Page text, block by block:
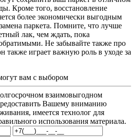
Кроме того, восстановление
более экономически выгодным
паркета. Помните, что лучше
лак, чем ждать, пока
Не забывайте также про
также играет важную роль в уходе за
вам с выбором
взаимовыгодном
Вашему вниманию
имеется технолог для
использования материала.